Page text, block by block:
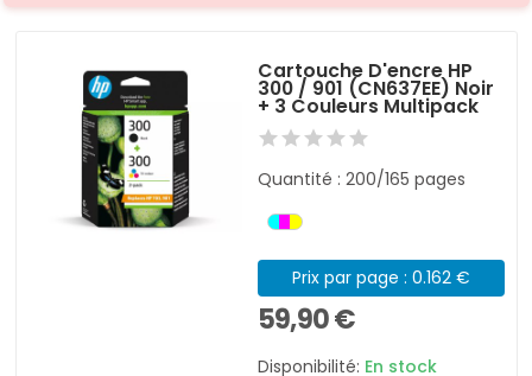
Cartouche D'encre HP
300 / 901 (CN637EE) Noir
+ 3 Couleurs Multipack
Quantité : 200/165 pages
Prix par page : 0.162 €
59,90 €
Disponibilité: En stock